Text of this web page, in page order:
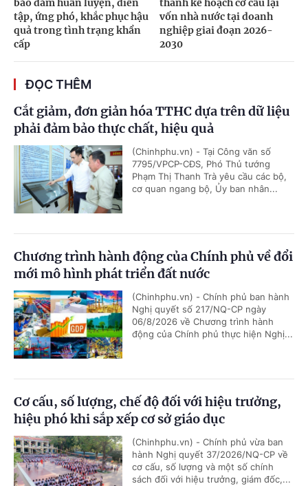
bảo đảm huấn luyện, diễn
tập, ứng phó, khắc phục hậu
quả trong tình trạng khẩn
cấp
thành kế hoạch cơ cấu lại
vốn nhà nước tại doanh
nghiệp giai đoạn 2026-
2030
ĐỌC THÊM
Cắt giảm, đơn giản hóa TTHC dựa trên dữ liệu
phải đảm bảo thực chất, hiệu quả
(Chinhphu.vn) - Tại Công văn số
7795/VPCP-CĐS, Phó Thủ tướng
Phạm Thị Thanh Trà yêu cầu các bộ,
cơ quan ngang bộ, Ủy ban nhân...
Chương trình hành động của Chính phủ về đổi
mới mô hình phát triển đất nước
(Chinhphu.vn) - Chính phủ ban hành
Nghị quyết số 217/NQ-CP ngày
06/8/2026 về Chương trình hành
động của Chính phủ thực hiện Nghị...
Cơ cấu, số lượng, chế độ đối với hiệu trưởng,
hiệu phó khi sắp xếp cơ sở giáo dục
(Chinhphu.vn) - Chính phủ vừa ban
hành Nghị quyết 37/2026/NQ-CP về
cơ cấu, số lượng và một số chính
sách đối với hiệu trưởng, giám đốc,...